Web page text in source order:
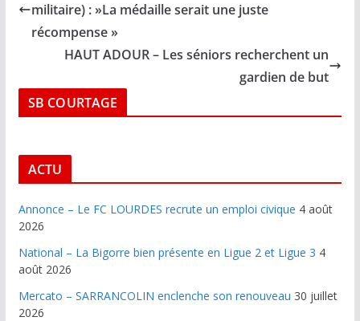
militaire) : »La médaille serait une juste
récompense »
HAUT ADOUR – Les séniors recherchent un
gardien de but
SB COURTAGE
ACTU
Annonce – Le FC LOURDES recrute un emploi civique 4 août
2026
National – La Bigorre bien présente en Ligue 2 et Ligue 3 4
août 2026
Mercato – SARRANCOLIN enclenche son renouveau 30 juillet
2026